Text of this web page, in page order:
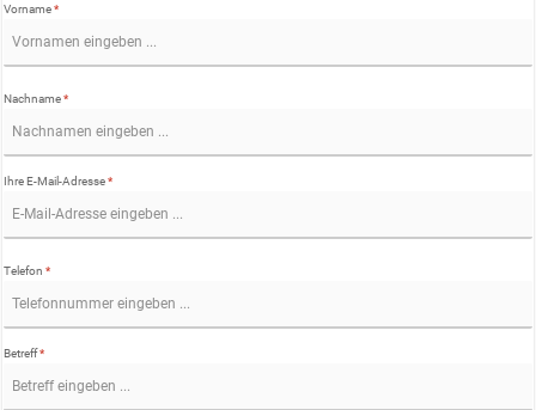
Vorname*
Nachname*
Ihre E-Mail-Adresse*
Telefon *
Betreff*